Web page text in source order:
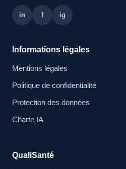
in f ig
Informations légales
Mentions légales
Politique de confidentialité
Protection des données
Charte IA
QualiSanté